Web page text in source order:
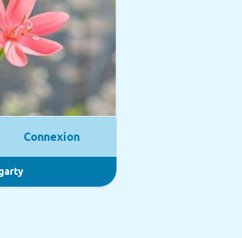
Connexion